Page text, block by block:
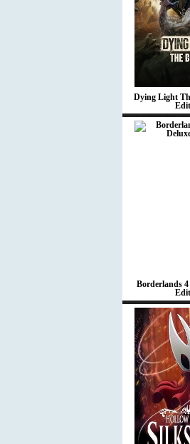
Dying Light
Borderlands